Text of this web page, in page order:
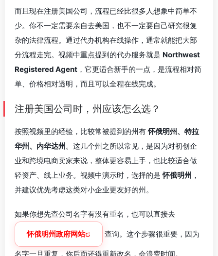
而且现在注册美国公司，流程已经比很多人想象中简单不
少。你不一定需要亲自去美国，也不一定要自己研究很复
杂的法律流程。通过代办机构在线操作，通常就能把大部
分流程走完。视频中重点提到的代办服务就是 Northwest
Registered Agent ，它更适合新手的一点，是流程相对简
单、价格相对透明，而且可以全程在线完成。
注册美国公司时，州应该怎么选？
按照视频里的经验，比较常被提到的州有怀俄明州、特拉
华州、内华达州。这几个州之所以常见，是因为对初创企
业和跨境电商卖家来说，整体更容易上手，也比较适合做
轻资产、线上业务。视频中演示时，选择的是怀俄明州 ，
并建议优先考虑这类对小企业更友好的州。
如果你想先查公司名字有没有重名，也可以直接去
怀俄明州政府网站 查询。这个步骤很重要，因为
名字一旦重复，你后面还得重新改名，会浪费时间。